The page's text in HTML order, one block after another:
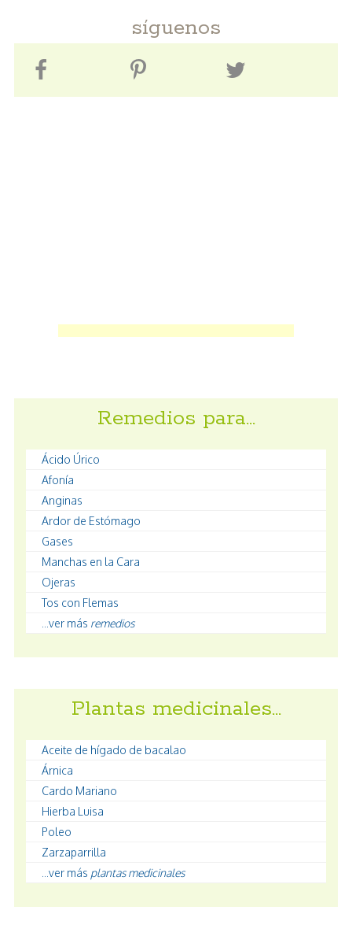
síguenos
Remedios para…
Ácido Úrico
Afonía
Anginas
Ardor de Estómago
Gases
Manchas en la Cara
Ojeras
Tos con Flemas
...ver más remedios
Plantas medicinales…
Aceite de hígado de bacalao
Árnica
Cardo Mariano
Hierba Luisa
Poleo
Zarzaparrilla
...ver más plantas medicinales